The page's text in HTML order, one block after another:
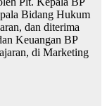
Bidang Hukum
dan diterima
Keuangan BP
di Marketing